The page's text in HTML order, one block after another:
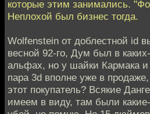
которые этим занимались.
Неплохой был бизнес тогда.
Wolfenstein от доблестной id
весной 92-го, Дум был в
альфах, но у шайки Кармака
пара 3d вполне уже в
этот покупатель? Всякие
имеем в виду, там были